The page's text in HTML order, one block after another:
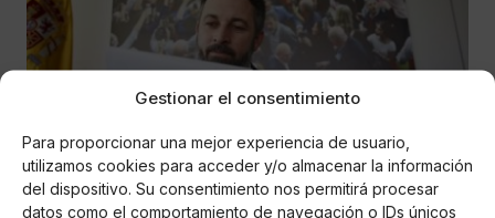
Gestionar el consentimiento
Para proporcionar una mejor experiencia de usuario,
utilizamos cookies para acceder y/o almacenar la información
del dispositivo. Su consentimiento nos permitirá procesar
datos como el comportamiento de navegación o IDs únicos
Vicente LR
La carta que pone en alerta a Santiago